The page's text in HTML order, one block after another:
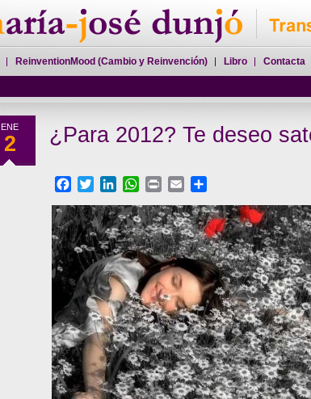
ENE
2 ¿Para 2012? Te deseo
Facebook
TwitterLinkedInWhatsApp
Print Email
ReinventionMood (Cambio y Reinvención) Libro Contacta